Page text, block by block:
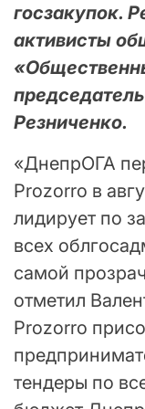
госзакупок.
активисты
Резниченко.
«ДнепрОГА
Prozorro в
лидирует по
всех
самой
отметил
Prozorro
тендеры по